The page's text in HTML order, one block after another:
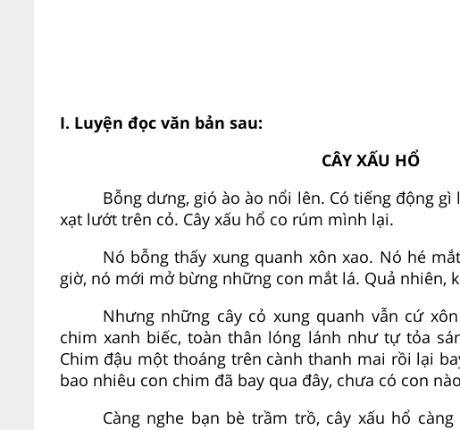
I. Luyện đọc văn bản sau:
CÂY XẤU HỔ
Bỗng dưng, gió ào ào nổi lên. Có tiếng động
xạt lướt trên cỏ. Cây xấu hổ co rúm mình lại.
Nó bỗng thấy xung quanh xôn xao. Nó hé
giờ, nó mới mở bừng những con mắt lá. Quả nhiên,
Nhưng những cây cỏ xung quanh vẫn cứ
chim xanh biếc, toàn thân lóng lánh như tự tỏa
Chim đậu một thoáng trên cành thanh mai rồi lại
bao nhiêu con chim đã bay qua đây, chưa có con
Càng nghe bạn bè trầm trồ, cây xấu hổ